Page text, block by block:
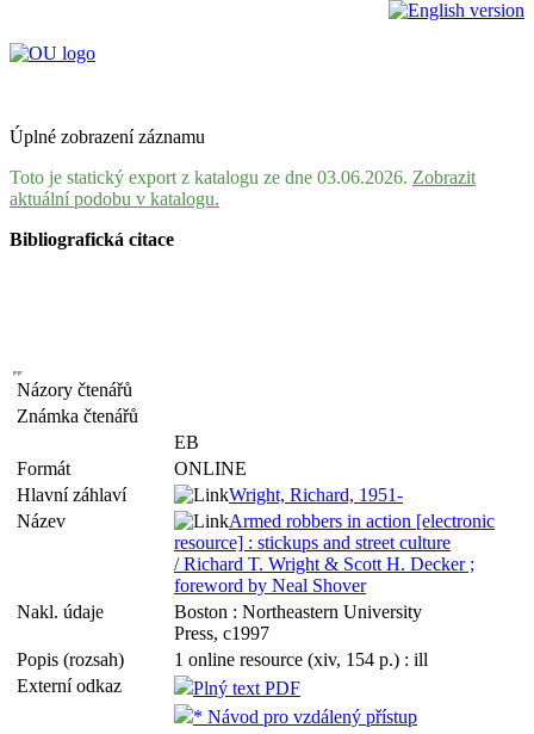
Úplné zobrazení záznamu
Toto je statický export z katalogu ze dne 03.06.2026. Zobrazit
aktuální podobu v katalogu.
Bibliografická citace
Názory čtenářů
Známka čtenářů
EB
Formát
ONLINE
Hlavní záhlaví
Wright, Richard, 1951-
Název
Armed robbers in action [electronic
resource] : stickups and street culture
/ Richard T. Wright & Scott H. Decker ;
foreword by Neal Shover
Nakl. údaje
Boston : Northeastern University
Press, c1997
Popis (rozsah)
1 online resource (xiv, 154 p.) : ill
Externí odkaz
Plný text PDF
* Návod pro vzdálený přístup